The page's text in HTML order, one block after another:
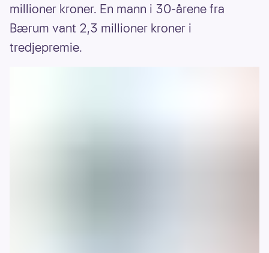
millioner kroner. En mann i 30-årene fra
Bærum vant 2,3 millioner kroner i
tredjepremie.